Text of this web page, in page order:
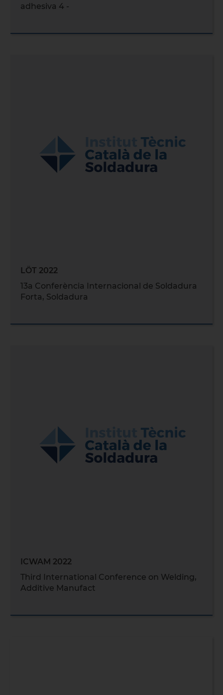
adhesiva 4 -
LÖT 2022
13a Conferència Internacional de Soldadura
Forta, Soldadura
ICWAM 2022
Third International Conference on Welding,
Additive Manufact